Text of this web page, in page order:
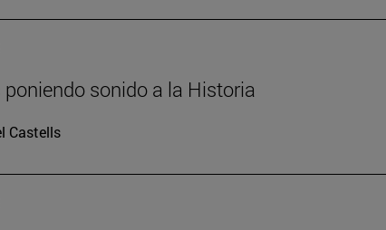
poniendo sonido a la Historia
Castells